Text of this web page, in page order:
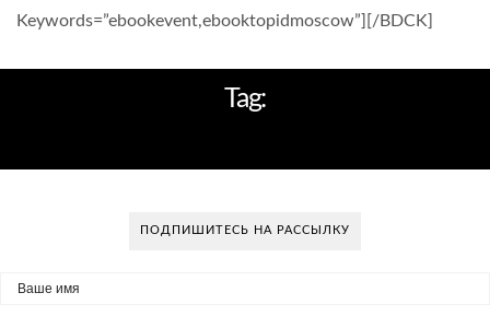
Keywords=”ebookevent,ebooktopidmoscow”][/BDCK]
Tag:
ПОДПИШИТЕСЬ НА РАССЫЛКУ